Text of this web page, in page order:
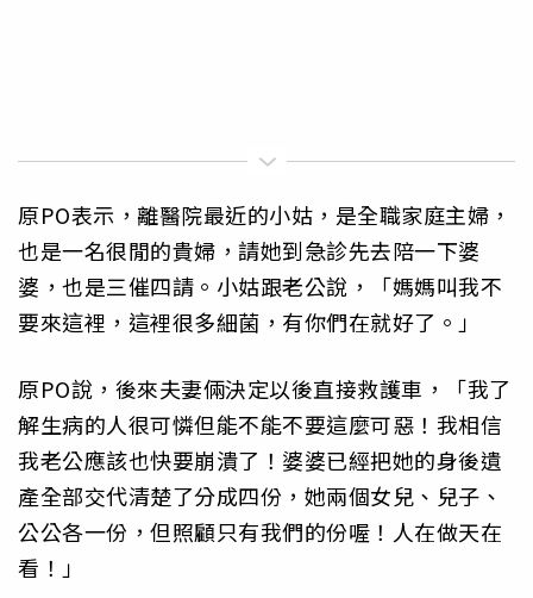
原PO表示，離醫院最近的小姑，是全職家庭主婦，
也是一名很閒的貴婦，請她到急診先去陪一下婆
婆，也是三催四請。小姑跟老公說，「媽媽叫我不
要來這裡，這裡很多細菌，有你們在就好了。」
原PO說，後來夫妻倆決定以後直接救護車，「我了
解生病的人很可憐但能不能不要這麼可惡！我相信
我老公應該也快要崩潰了！婆婆已經把她的身後遺
產全部交代清楚了分成四份，她兩個女兒、兒子、
公公各一份，但照顧只有我們的份喔！人在做天在
看！」